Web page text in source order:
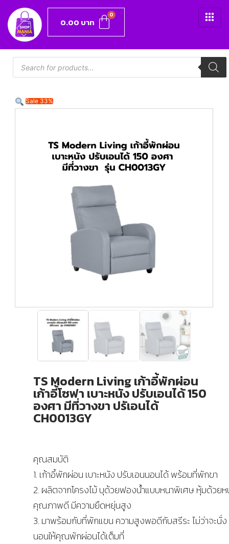
0.00 บาท
Sale 33%
TS Modern Living เก้าอี้พักผ่อน
เก้าอี้โซฟา เบาะหนัง ปรับเอนได้ 150
องศา มีที่วางขา ปรัเอนได้
CH0013GY
คุณสมบัติ
1. เก้าอี้พักผ่อน เบาะหนัง ปรับเอนนอนได้ พร้อมที่พักขา
2. ผลิตจากโครงไม้ บุด้วยฟองน้ำแบบหนาพิเศษ หุ้มด้วยห
คุณภาพดี มีความยืดหยุ่นสูง
3. มาพร้อมกับที่พักแขน ความสูงพอดีกับสรีระ ไม่ว่าจะนั่
นอนให้คุณพักผ่อนได้เต็มที่